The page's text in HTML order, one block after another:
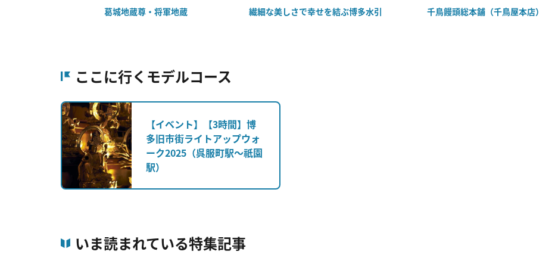
葛城地蔵尊・将軍地蔵 繊細な美しさで幸せを結ぶ博多水引 千鳥饅頭総本舗（千鳥屋本店）
ここに行くモデルコース
【イベント】【3時間】博
多旧市街ライトアップウォ
ーク2025（呉服町駅～祇園
駅）
いま読まれている特集記事